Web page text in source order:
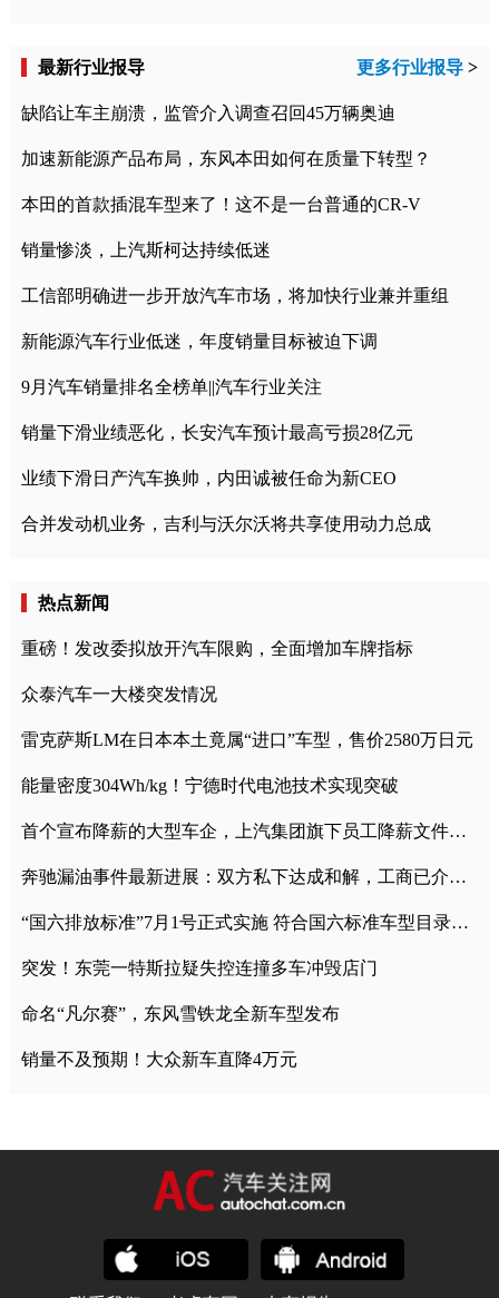
最新行业报导 更多行业报导 >
缺陷让车主崩溃，监管介入调查召回45万辆奥迪
加速新能源产品布局，东风本田如何在质量下转型？
本田的首款插混车型来了！这不是一台普通的CR-V
销量惨淡，上汽斯柯达持续低迷
工信部明确进一步开放汽车市场，将加快行业兼并重组
新能源汽车行业低迷，年度销量目标被迫下调
9月汽车销量排名全榜单||汽车行业关注
销量下滑业绩恶化，长安汽车预计最高亏损28亿元
业绩下滑日产汽车换帅，内田诚被任命为新CEO
合并发动机业务，吉利与沃尔沃将共享使用动力总成
热点新闻
重磅！发改委拟放开汽车限购，全面增加车牌指标
众泰汽车一大楼突发情况
雷克萨斯LM在日本本土竟属“进口”车型，售价2580万日元
能量密度304Wh/kg！宁德时代电池技术实现突破
首个宣布降薪的大型车企，上汽集团旗下员工降薪文件曝光
奔驰漏油事件最新进展：双方私下达成和解，工商已介入调查
“国六排放标准”7月1号正式实施 符合国六标准车型目录一览
突发！东莞一特斯拉疑失控连撞多车冲毁店门
命名“凡尔赛”，东风雪铁龙全新车型发布
销量不及预期！大众新车直降4万元